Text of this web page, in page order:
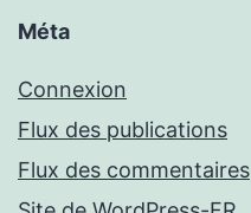
Méta
Connexion
Flux des publications
Flux des commentaires